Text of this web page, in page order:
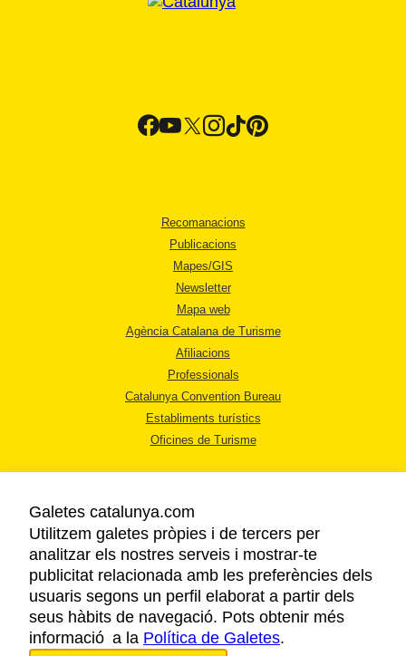
Recomanacions
Publicacions
Mapes/GIS
Newsletter
Mapa web
Agència Catalana de Turisme
Afiliacions
Professionals
Catalunya Convention Bureau
Establiments turístics
Oficines de Turisme
AVÍS LEGAL
POLÍTICA DE PRIVACITAT
COOKIES
ACCESSIBILITAT
Galetes catalunya.com
Utilitzem galetes pròpies i de tercers per
analitzar els nostres serveis i mostrar-te
publicitat relacionada amb les preferències dels
usuaris segons un perfil elaborat a partir dels
seus hàbits de navegació. Pots obtenir més
informació a la Política de Galetes.